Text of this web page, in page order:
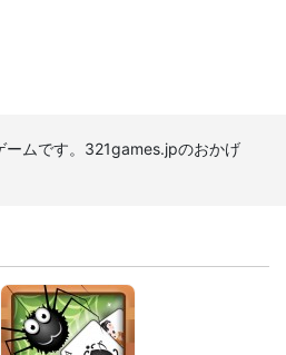
ムです。321games.jpのおかげ